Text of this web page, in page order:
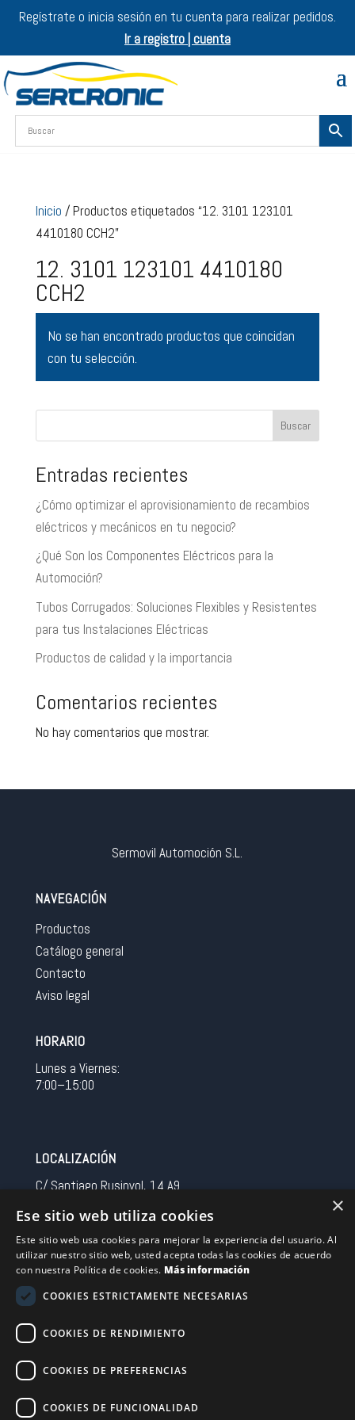
Regístrate o inicia sesión en tu cuenta para realizar pedidos.
Ir a registro | cuenta
Inicio / Productos etiquetados “12. 3101 123101
4410180 CCH2”
12. 3101 123101 4410180
CCH2
No se han encontrado productos que coincidan
con tu selección.
Buscar
Entradas recientes
¿Cómo optimizar el aprovisionamiento de recambios
eléctricos y mecánicos en tu negocio?
¿Qué Son los Componentes Eléctricos para la
Automoción?
Tubos Corrugados: Soluciones Flexibles y Resistentes
para tus Instalaciones Eléctricas
Productos de calidad y la importancia
Comentarios recientes
No hay comentarios que mostrar.
Sermovil Automoción S.L.
NAVEGACIÓN
Productos
Catálogo general
Contacto
Aviso legal
HORARIO
Lunes a Viernes:
7:00–15:00
LOCALIZACIÓN
C/ Santiago Rusinyol, 14 A9
Spain
CONTACTO
Tel 0034 93 713 37 30
sermovil@sertronic.es
Acceso intranet para representantes
×
Ese sitio web utiliza cookies
Este sitio web usa cookies para mejorar la experiencia del usuario. Al
utilizar nuestro sitio web, usted acepta todas las cookies de acuerdo
con nuestra Política de cookies. Más información
COOKIES ESTRICTAMENTE NECESARIAS
COOKIES DE RENDIMIENTO
COOKIES DE PREFERENCIAS
COOKIES DE FUNCIONALIDAD